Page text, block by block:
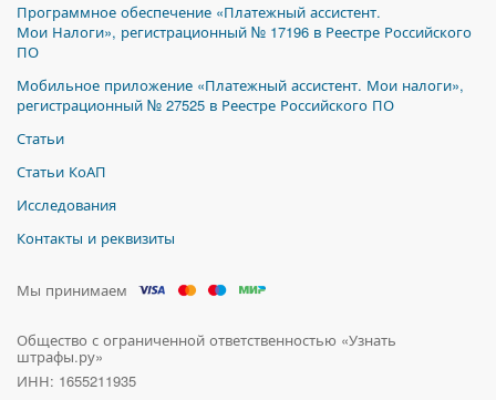
Общество с ограниченной ответственностью «Узнать
штрафы.ру»
ИНН: 1655211935
Программное обеспечение «Платежный ассистент.
Мои Налоги», регистрационный № 17196 в Реестре Российского
ПО
Мобильное приложение «Платежный ассистент. Мои налоги»,
регистрационный № 27525 в Реестре Российского ПО
Статьи
Статьи КоАП
Исследования
Контакты и реквизиты
Мы принимаем